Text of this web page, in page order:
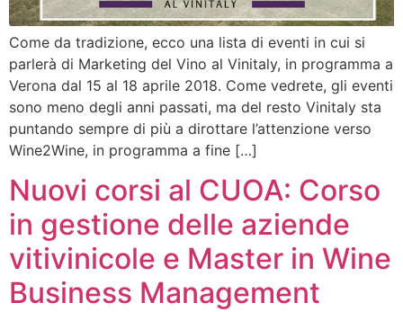
Come da tradizione, ecco una lista di eventi in cui si
parlerà di Marketing del Vino al Vinitaly, in programma a
Verona dal 15 al 18 aprile 2018. Come vedrete, gli eventi
sono meno degli anni passati, ma del resto Vinitaly sta
puntando sempre di più a dirottare l’attenzione verso
Wine2Wine, in programma a fine […]
Nuovi corsi al CUOA: Corso
in gestione delle aziende
vitivinicole e Master in Wine
Business Management